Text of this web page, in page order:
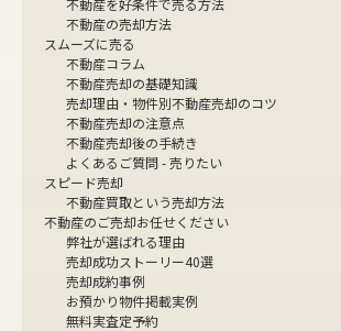
不動産を好条件で売る方法
不動産の売却方法
スムーズに売る
不動産コラム
不動産売却の基礎知識
売却理由・物件別不動産売却のコツ
不動産売却の注意点
不動産売却後の手続き
よくあるご質問 - 売りたい
スピード売却
不動産買取という売却方法
不動産のご売却お任せください
弊社が選ばれる理由
売却成功ストーリー40選
売却成約事例
お預かり物件掲載実例
無料実査定予約